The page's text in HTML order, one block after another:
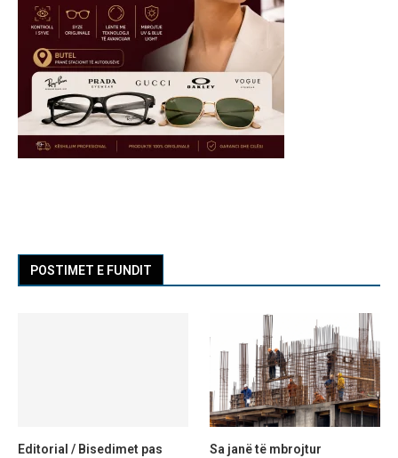
POSTIMET E FUNDIT
Editorial / Bisedimet pas
Sa janë të mbrojtur